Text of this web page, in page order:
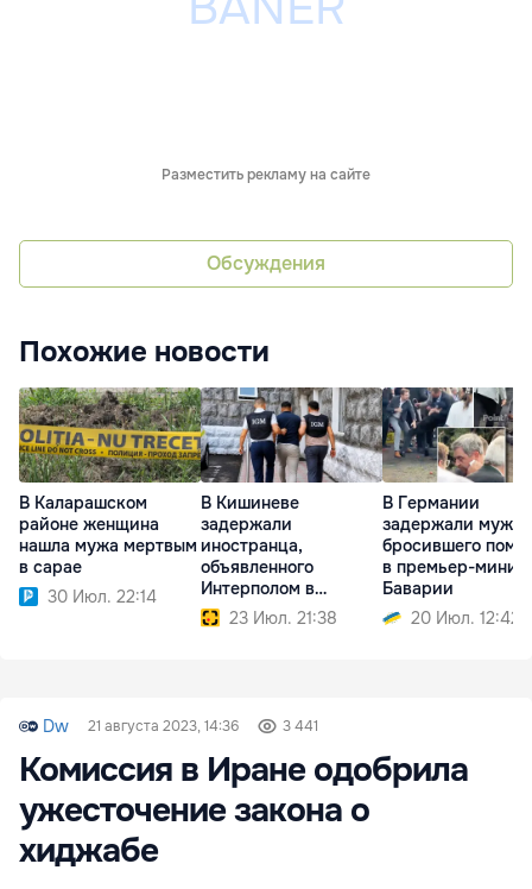
Разместить рекламу на сайте
Обсуждения
Похожие новости
В Каларашском
районе женщина
нашла мужа мертвым
в сарае
30 Июл. 22:14
В Кишиневе
задержали
иностранца,
объявленного
Интерполом в
международный
розыск
23 Июл. 21:38
В Германии
задержали
бросившего
в премьер-
Баварии
20 Июл. 12:42
Dw 21 августа 2023, 14:36 3 441
Комиссия в Иране одобрила
ужесточение закона о
хиджабе